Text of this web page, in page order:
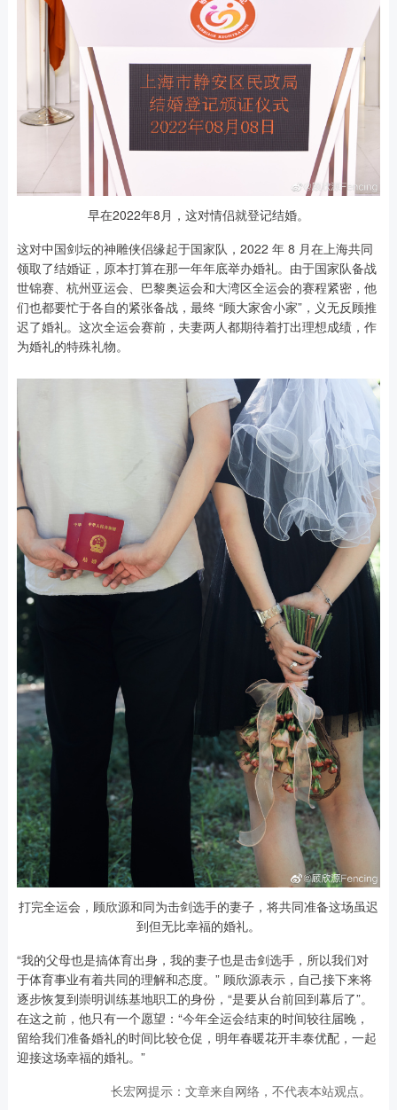
早在2022年8月，这对情侣就登记结婚。
这对中国剑坛的神雕侠侣缘起于国家队，2022 年 8 月在上海共同
领取了结婚证，原本打算在那一年年底举办婚礼。由于国家队备战
世锦赛、杭州亚运会、巴黎奥运会和大湾区全运会的赛程紧密，他
们也都要忙于各自的紧张备战，最终 “顾大家舍小家”，义无反顾推
迟了婚礼。这次全运会赛前，夫妻两人都期待着打出理想成绩，作
为婚礼的特殊礼物。
打完全运会，顾欣源和同为击剑选手的妻子，将共同准备这场虽迟
到但无比幸福的婚礼。
“我的父母也是搞体育出身，我的妻子也是击剑选手，所以我们对
于体育事业有着共同的理解和态度。” 顾欣源表示，自己接下来将
逐步恢复到崇明训练基地职工的身份，“是要从台前回到幕后了”。
在这之前，他只有一个愿望：“今年全运会结束的时间较往届晚，
留给我们准备婚礼的时间比较仓促，明年春暖花开丰泰优配，一起
迎接这场幸福的婚礼。”
长宏网提示：文章来自网络，不代表本站观点。